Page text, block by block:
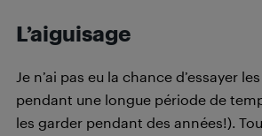
L’aiguisage
Je n’ai pas eu la chance d’essayer
pendant une longue période de
les garder pendant des années!).